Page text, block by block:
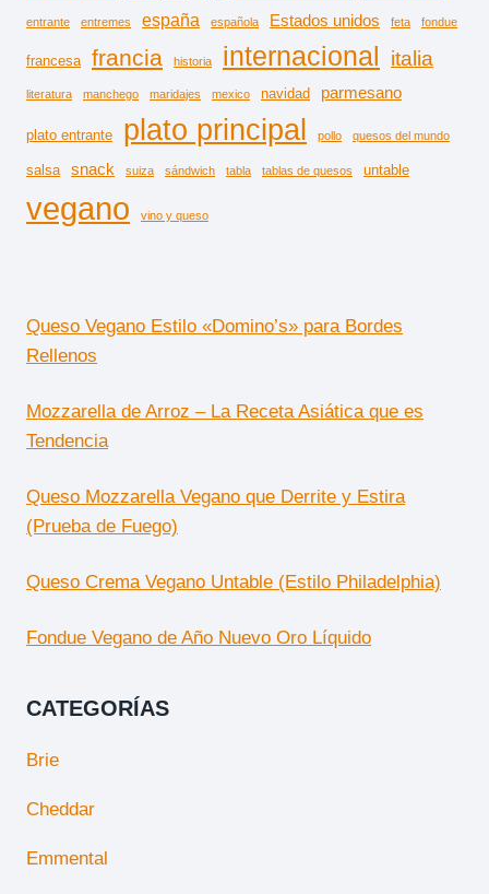
entrante entremes españa española Estados unidos feta fondue
francesa francia historia internacional italia
literatura manchego maridajes mexico navidad parmesano
plato entrante plato principal pollo quesos del mundo
salsa snack suiza sándwich tabla tablas de quesos untable
vegano vino y queso
Queso Vegano Estilo «Domino’s» para Bordes
Rellenos
Mozzarella de Arroz – La Receta Asiática que es
Tendencia
Queso Mozzarella Vegano que Derrite y Estira
(Prueba de Fuego)
Queso Crema Vegano Untable (Estilo Philadelphia)
Fondue Vegano de Año Nuevo Oro Líquido
CATEGORÍAS
Brie
Cheddar
Emmental